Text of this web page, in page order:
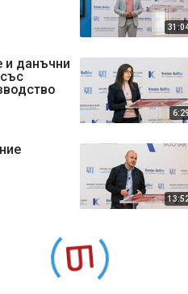
и данъчни
6:29